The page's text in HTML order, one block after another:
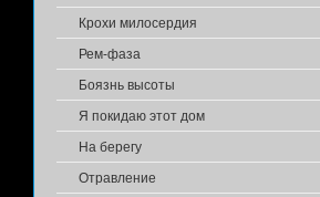
Крохи милосердия
Рем-фаза
Боязнь высоты
Я покидаю этот дом
На берегу
Отравление